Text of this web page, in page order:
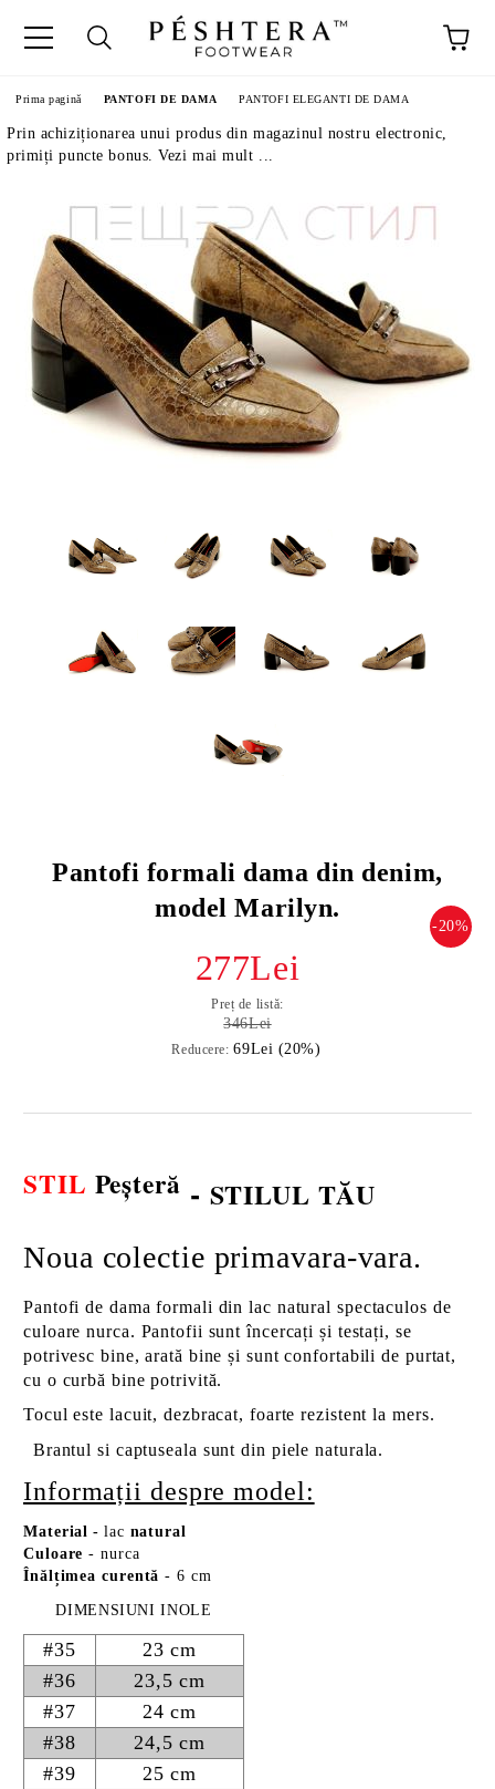
Prima pagină PANTOFI DE DAMA PANTOFI ELEGANTI DE DAMA
Prin achiziționarea unui produs din magazinul nostru electronic,
primiți puncte bonus. Vezi mai mult ...
Pantofi formali dama din denim,
model Marilyn.
-20%
277Lei
Preț de listă:
346Lei
Reducere: 69Lei (20%)
STIL Peșteră - STILUL TĂU
Noua colectie primavara-vara.
Pantofi de dama formali din lac natural spectaculos de
culoare nurca. Pantofii sunt încercați și testați, se
potrivesc bine, arată bine și sunt confortabili de purtat,
cu o curbă bine potrivită.
Tocul este lacuit, dezbracat, foarte rezistent la mers.
Brantul si captuseala sunt din piele naturala.
Informații despre model:
Material - lac natural
Culoare - nurca
Înălțimea curentă - 6 cm
DIMENSIUNI INOLE
#35
23 cm
#36
23,5 cm
#37
24 cm
#38
24,5 cm
#39
25 cm